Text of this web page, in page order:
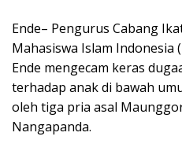
Ende– Pengurus Cabang
Mahasiswa Islam Indonesia
Ende mengecam keras
terhadap anak di bawah
oleh tiga pria asal
Nangapanda.